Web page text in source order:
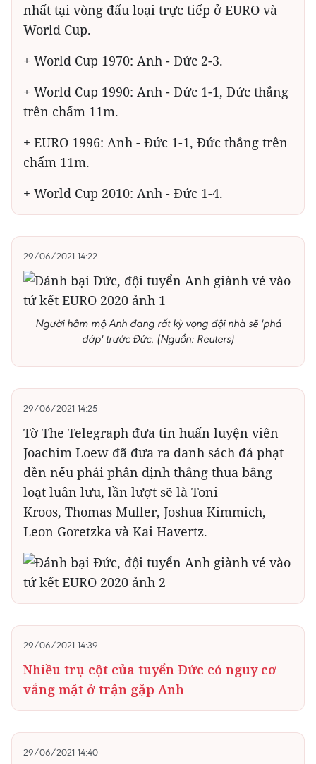
nhất tại vòng đấu loại trực tiếp ở EURO và
World Cup.
+ World Cup 1970: Anh - Đức 2-3.
+ World Cup 1990: Anh - Đức 1-1, Đức thắng
trên chấm 11m.
+ EURO 1996: Anh - Đức 1-1, Đức thắng trên
chấm 11m.
+ World Cup 2010: Anh - Đức 1-4.
29/06/2021 14:22
Người hâm mộ Anh đang rất kỳ vọng đội nhà sẽ 'phá
dớp' trước Đức. (Nguồn: Reuters)
29/06/2021 14:25
Tờ The Telegraph đưa tin huấn luyện viên
Joachim Loew đã đưa ra danh sách đá phạt
đền nếu phải phân định thắng thua bằng
loạt luân lưu, lần lượt sẽ là Toni
Kroos, Thomas Muller, Joshua Kimmich,
Leon Goretzka và Kai Havertz.
29/06/2021 14:39
Nhiều trụ cột của tuyển Đức có nguy cơ
vắng mặt ở trận gặp Anh
29/06/2021 14:40